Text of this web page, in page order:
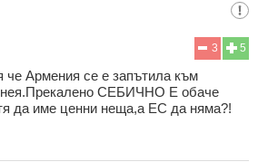
5
3
че Армения се е запътила към
нея.Прекалено СЕБИЧНО Е обаче
да име ценни неща,а ЕС да няма?!